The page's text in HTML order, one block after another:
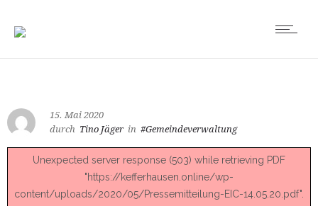
15. Mai 2020
durch Tino Jäger in #Gemeindeverwaltung
Unexpected server response (503) while retrieving PDF
"https://kefferhausen.online/wp-
content/uploads/2020/05/Pressemitteilung-EIC-14.05.20.pdf".